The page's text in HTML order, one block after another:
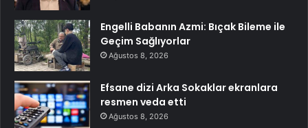
Engelli Babanın Azmi: Bıçak Bileme ile
Geçim Sağlıyorlar
Ağustos 8, 2026
Efsane dizi Arka Sokaklar ekranlara
resmen veda etti
Ağustos 8, 2026